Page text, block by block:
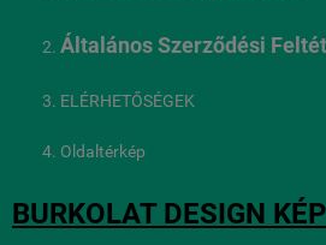
Általános Szerződési
ELÉRHETŐSÉGEK
Oldaltérkép
BURKOLAT DESIGN